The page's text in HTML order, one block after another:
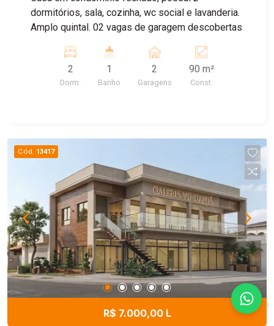
dormitórios, sala, cozinha, wc social e lavanderia.
Amplo quintal. 02 vagas de garagem descobertas
2
Dorm.
1
Banho
2
Garagens
90 m²
Const.
Cód. 13417
R$ 7.000,00 L